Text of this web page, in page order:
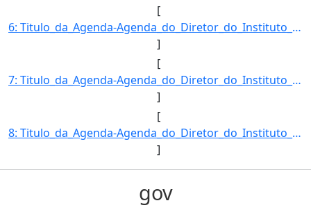
[
6: Titulo_da_Agenda-Agenda_do_Diretor_do_Instituto_Nacional_de_Meteorologia-Descricao_da_Agenda-FRANCIS]
]
[
7: Titulo_da_Agenda-Agenda_do_Diretor_do_Instituto_Nacional_de_Meteorologia-Descricao_da_Agenda-FRANCIS]
]
[
8: Titulo_da_Agenda-Agenda_do_Diretor_do_Instituto_Nacional_de_Meteorologia-Descricao_da_Agenda-FRANCIS]
]
gov